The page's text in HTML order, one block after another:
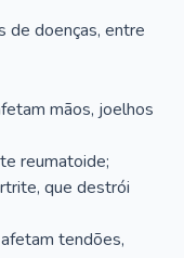
de doenças, entre
mãos, joelhos
reumatoide;
que destrói
tendões,